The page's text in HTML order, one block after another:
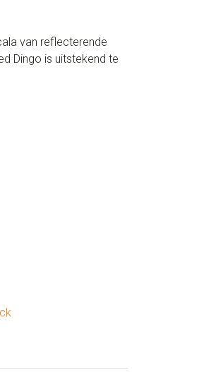
van reflecterende
Dingo is uitstekend te